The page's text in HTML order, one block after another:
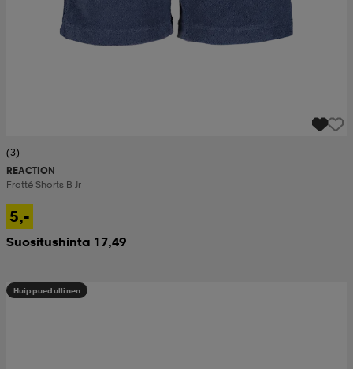
(3)
REACTION
Frotté Shorts B Jr
5,-
Suositushinta 17,49
Huippuedullinen